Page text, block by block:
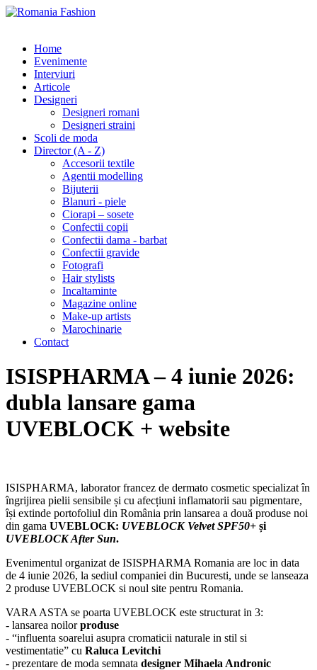
Home
Evenimente
Interviuri
Articole
Designeri
Designeri romani
Designeri straini
Scoli de moda
Director (A - Z)
Accesorii textile
Agentii modelling
Bijuterii
Blanuri - piele
Ciorapi – sosete
Confectii copii
Confectii dama - barbat
Confectii gravide
Fotografi
Hair stylists
Incaltaminte
Magazine online
Make-up artists
Marochinarie
Contact
ISISPHARMA – 4 iunie 2026:
dubla lansare gama
UVEBLOCK + website
ISISPHARMA, laborator francez de dermato cosmetic specializat în
îngrijirea pielii sensibile și cu afecțiuni inflamatorii sau pigmentare,
își extinde portofoliul din România prin lansarea a două produse noi
din gama UVEBLOCK: UVEBLOCK Velvet SPF50+ și
UVEBLOCK After Sun.
Evenimentul organizat de ISISPHARMA Romania are loc in data
de 4 iunie 2026, la sediul companiei din Bucuresti, unde se lanseaza
2 produse UVEBLOCK si noul site pentru Romania.
VARA ASTA se poarta UVEBLOCK este structurat in 3:
- lansarea noilorproduse
- “influenta soarelui asupra cromaticii naturale in stil si
vestimentatie” cu Raluca Levitchi
- prezentare de moda semnata designer Mihaela Andronic